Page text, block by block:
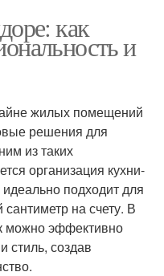
как
и
жилых помещений
решения для
из таких
организация кухни-
подходит для
на счету. В
можно эффективно
стиль, создав